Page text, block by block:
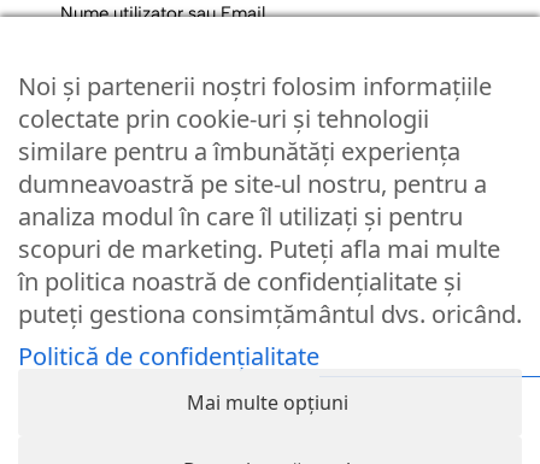
Nume utilizator sau Email
Parola
Remember Me
Logare
Lost your password?
© Partybaloane.ro - Toate drepturile rezervate. ™
Noi și partenerii noștri folosim informațiile
colectate prin cookie-uri și tehnologii
similare pentru a îmbunătăți experiența
dumneavoastră pe site-ul nostru, pentru a
analiza modul în care îl utilizați și pentru
scopuri de marketing. Puteți afla mai multe
în politica noastră de confidențialitate și
puteți gestiona consimțământul dvs. oricând.
Politică de confidențialitate
Mai multe opțiuni